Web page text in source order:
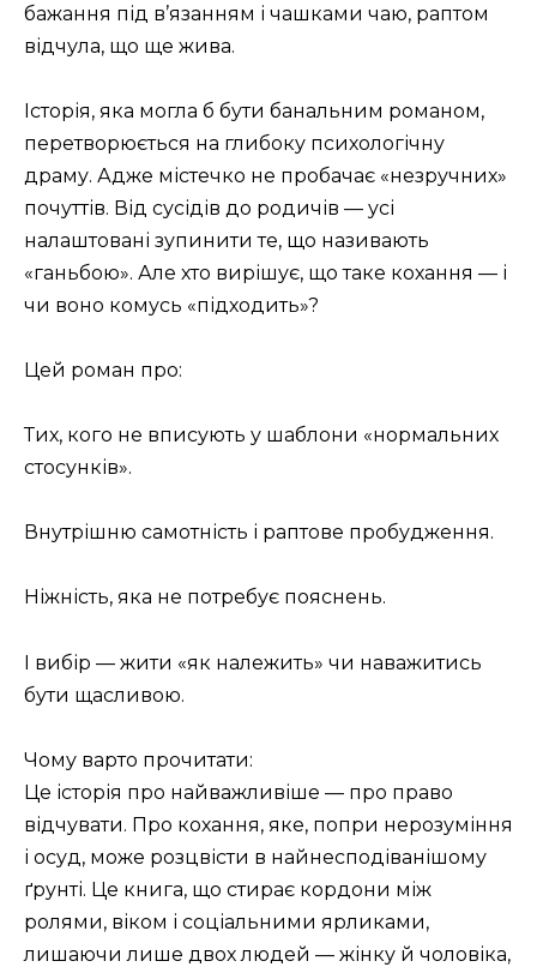
бажання під в’язанням і чашками чаю, раптом
відчула, що ще жива.
Історія, яка могла б бути банальним романом,
перетворюється на глибоку психологічну
драму. Адже містечко не пробачає «незручних»
почуттів. Від сусідів до родичів — усі
налаштовані зупинити те, що називають
«ганьбою». Але хто вирішує, що таке кохання — і
чи воно комусь «підходить»?
Цей роман про:
Тих, кого не вписують у шаблони «нормальних
стосунків».
Внутрішню самотність і раптове пробудження.
Ніжність, яка не потребує пояснень.
І вибір — жити «як належить» чи наважитись
бути щасливою.
Чому варто прочитати:
Це історія про найважливіше — про право
відчувати. Про кохання, яке, попри нерозуміння
і осуд, може розцвісти в найнесподіванішому
ґрунті. Це книга, що стирає кордони між
ролями, віком і соціальними ярликами,
лишаючи лише двох людей — жінку й чоловіка,